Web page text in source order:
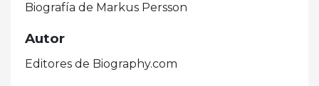
Biografía de Markus Persson
Autor
Editores de Biography.com